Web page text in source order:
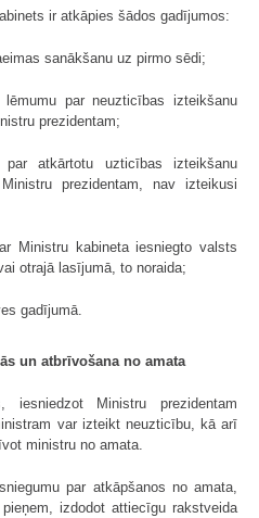
ir atkāpies šādos gadījumos:
sanākšanu uz pirmo sēdi;
par neuzticības izteikšanu
prezidentam;
atkārtotu uzticības izteikšanu
prezidentam, nav izteikusi
Ministru kabineta iesniegto valsts
otrajā lasījumā, to noraida;
gadījumā.
un atbrīvošana no amata
Ministru prezidentam
var izteikt neuzticību, kā arī
ministru no amata.
par atkāpšanos no amata,
izdodot attiecīgu rakstveida